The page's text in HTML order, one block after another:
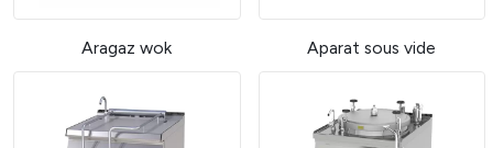
Aragaz wok Aparat sous vide